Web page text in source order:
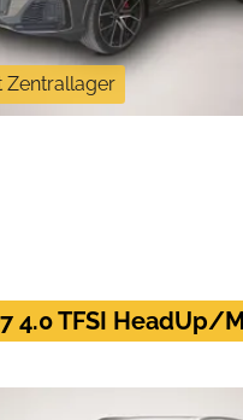
Zentrallager
4.0 TFSI